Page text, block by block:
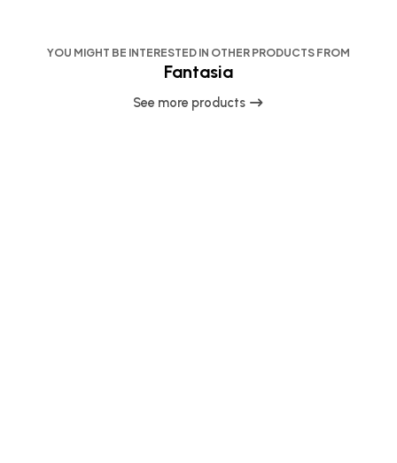
YOU MIGHT BE INTERESTED IN OTHER PRODUCTS FROM
Fantasia
See more products